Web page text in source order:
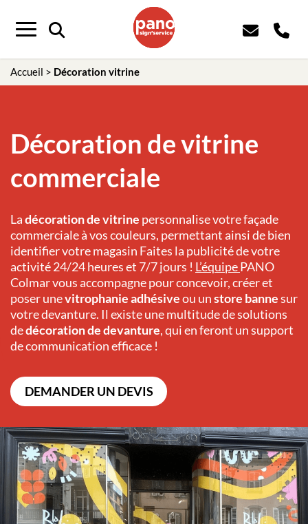
Menu
Accueil > Décoration vitrine
Décoration de vitrine
commerciale
Ladécoration de vitrine personnalise votre façade
commerciale à vos couleurs, permettant ainsi de bien
identifier votre magasin Faites la publicité de votre
activité 24/24 heures et 7/7 jours ! L’équipePANO
Colmarvous accompagne pour concevoir, créer et
poser unevitrophanie adhésiveou unstore bannesur
votre devanture. Il existe une multitude de solutions
dedécoration de devanture, qui en feront un support
de communication efficace !
DEMANDER UN DEVIS
Panneau de gestion des cookies